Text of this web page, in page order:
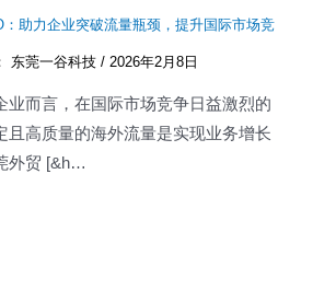
助力企业突破流量瓶颈，提升国际市场竞
东莞一谷科技/2026年2月8日
业而言，在国际市场竞争日益激烈的
且高质量的海外流量是实现业务增长
外贸 [&h…